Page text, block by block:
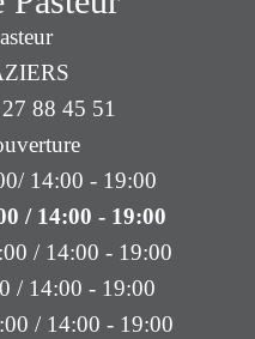
88 45 51
14:00 - 19:00
/ 14:00 - 19:00
/ 14:00 - 19:00
/ 14:00 - 19:00
/ 14:00 - 19:00